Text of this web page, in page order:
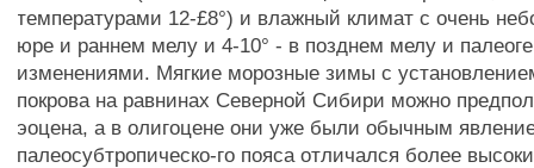
температурами 12-£8°) и влажный климат с очень
юре и раннем мелу и 4-10° - в позднем мелу и
изменениями. Мягкие морозные зимы с
покрова на равнинах Северной Сибири можно
эоцена, а в олигоцене они уже были обычным
палеосубтропическо-го пояса отличался более